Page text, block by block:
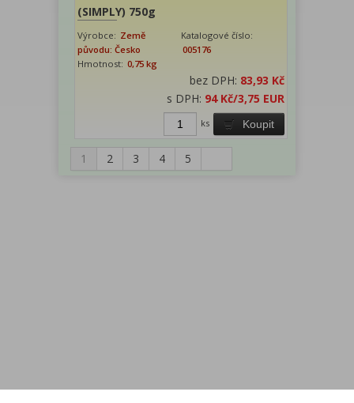
(SIMPLY) 750g
Výrobce: Země
původu: Česko
Katalogové číslo:
005176
Hmotnost: 0,75 kg
bez DPH: 83,93 Kč
s DPH: 94 Kč/3,75 EUR
Koupit
ks
1 2 3 4 5